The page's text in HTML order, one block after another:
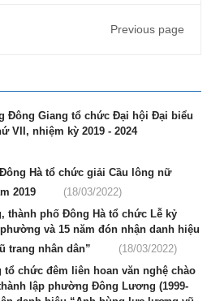
Previous page
Đông Giang tổ chức Đại hội Đại biểu
VII, nhiệm kỳ 2019 - 2024
Hà tổ chức giải Cầu lông nữ
2019
(18/03/2022)
thành phố Đông Hà tổ chức Lễ kỷ
và 15 năm đón nhận danh hiệu
trang nhân dân”
(18/03/2022)
chức đêm liên hoan văn nghệ chào
lập phường Đông Lương (1999-